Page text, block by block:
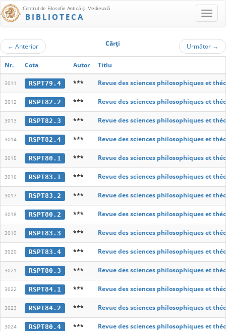
Centrul de Filosofie Antică şi Medievală
BIBLIOTECA
← Anterior Cărţi Următor →
Nr. Cota Autor Titlu
3011 RSPT79.4 *** Revue des sciences philosophiques et
3012 RSPT82.2 *** Revue des sciences philosophiques et
3013 RSPT82.3 *** Revue des sciences philosophiques et
3014 RSPT82.4 *** Revue des sciences philosophiques et
3015 RSPT80.1 *** Revue des sciences philosophiques et
3016 RSPT83.1 *** Revue des sciences philosophiques et
3017 RSPT83.2 *** Revue des sciences philosophiques et
3018 RSPT80.2 *** Revue des sciences philosophiques et
3019 RSPT83.3 *** Revue des sciences philosophiques et
3020 RSPT83.4 *** Revue des sciences philosophiques et
3021 RSPT80.3 *** Revue des sciences philosophiques et
3022 RSPT84.1 *** Revue des sciences philosophiques et
3023 RSPT84.2 *** Revue des sciences philosophiques et
3024 RSPT80.4 *** Revue des sciences philosophiques et